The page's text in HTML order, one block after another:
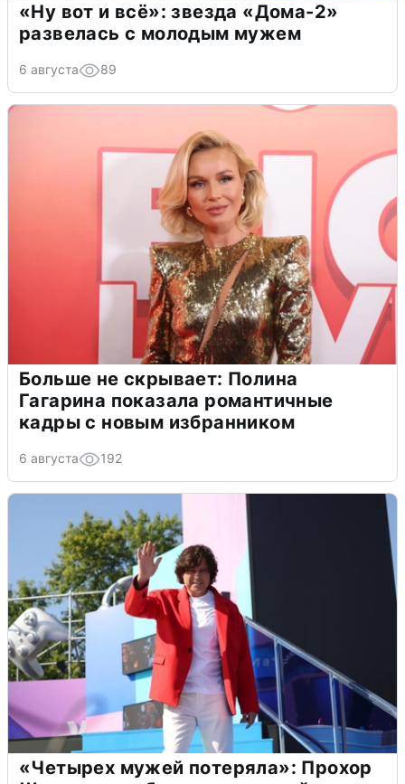
«Ну вот и всё»: звезда «Дома-2»
развелась с молодым мужем
6 августа 89
Больше не скрывает: Полина
Гагарина показала романтичные
кадры с новым избранником
6 августа 192
«Четырех мужей потеряла»: Прохор